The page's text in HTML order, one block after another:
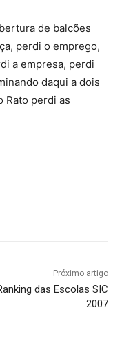
de balcões
perdi o emprego,
a empresa, perdi
daqui a dois
Rato perdi as
Próximo artigo
das Escolas SIC
2007